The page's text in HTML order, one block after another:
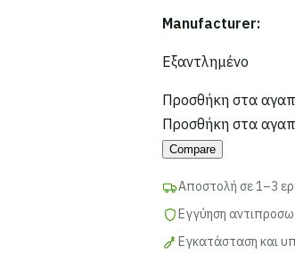
Manufacturer:
Εξαντλημένο
Προσθήκη στα
Προσθήκη στα
Compare
Αποστολή σε 1–3
Εγγύηση
Εγκατάσταση και